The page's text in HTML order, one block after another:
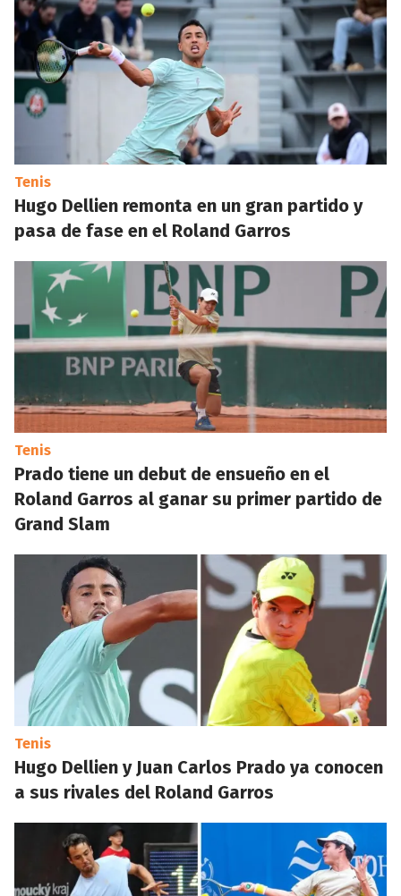
Tenis
Hugo Dellien remonta en un gran partido y
pasa de fase en el Roland Garros
Tenis
Prado tiene un debut de ensueño en el
Roland Garros al ganar su primer partido de
Grand Slam
Tenis
Hugo Dellien y Juan Carlos Prado ya conocen
a sus rivales del Roland Garros